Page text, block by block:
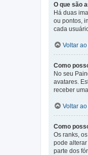
O que são
Há duas
ou pontos,
cada
Voltar
Como
No seu
avatares.
receber
Voltar
Como
Os ranks,
pode
parte dos